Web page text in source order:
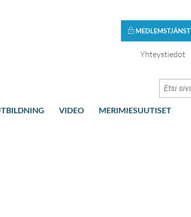
MEDLEMSTJÄNST
Yhteystiedot
VIDEO MERIMIESUUTISET